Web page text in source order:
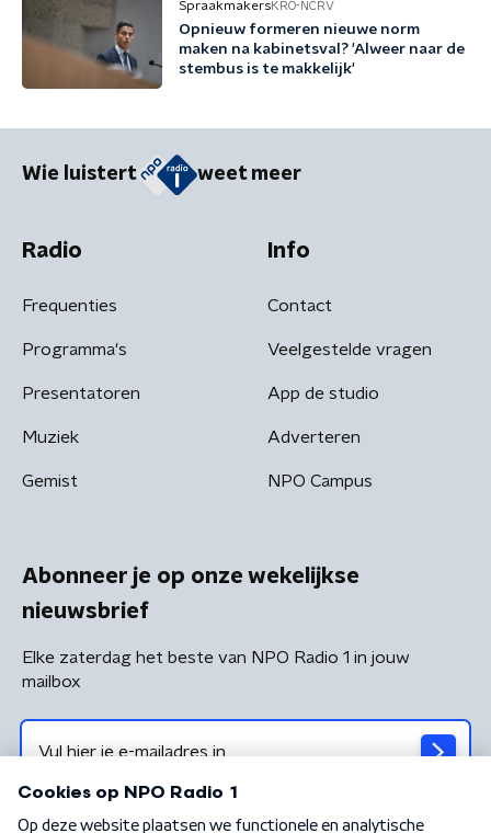
SpraakmakersKRO-NCRV
Opnieuw formeren nieuwe norm
maken na kabinetsval? 'Alweer naar de
stembus is te makkelijk'
Wie luistert weet meer
Radio
Frequenties
Programma's
Presentatoren
Muziek
Gemist
Info
Contact
Veelgestelde vragen
App de studio
Adverteren
NPO Campus
Abonneer je op onze wekelijkse
nieuwsbrief
Elke zaterdag het beste van NPO Radio 1 in jouw
mailbox